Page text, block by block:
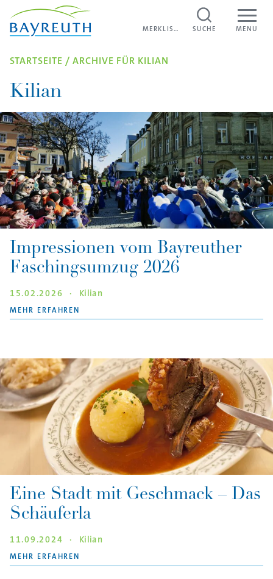
Direkt zum Inhalt
MENU
SUCHE
MERKLISTE
STARTSEITE / ARCHIVE FÜR KILIAN
Kilian
Impressionen vom Bayreuther
Faschingsumzug 2026
15.02.2026 · Kilian
MEHR ERFAHREN
Eine Stadt mit Geschmack – Das
Schäuferla
11.09.2024 · Kilian
MEHR ERFAHREN